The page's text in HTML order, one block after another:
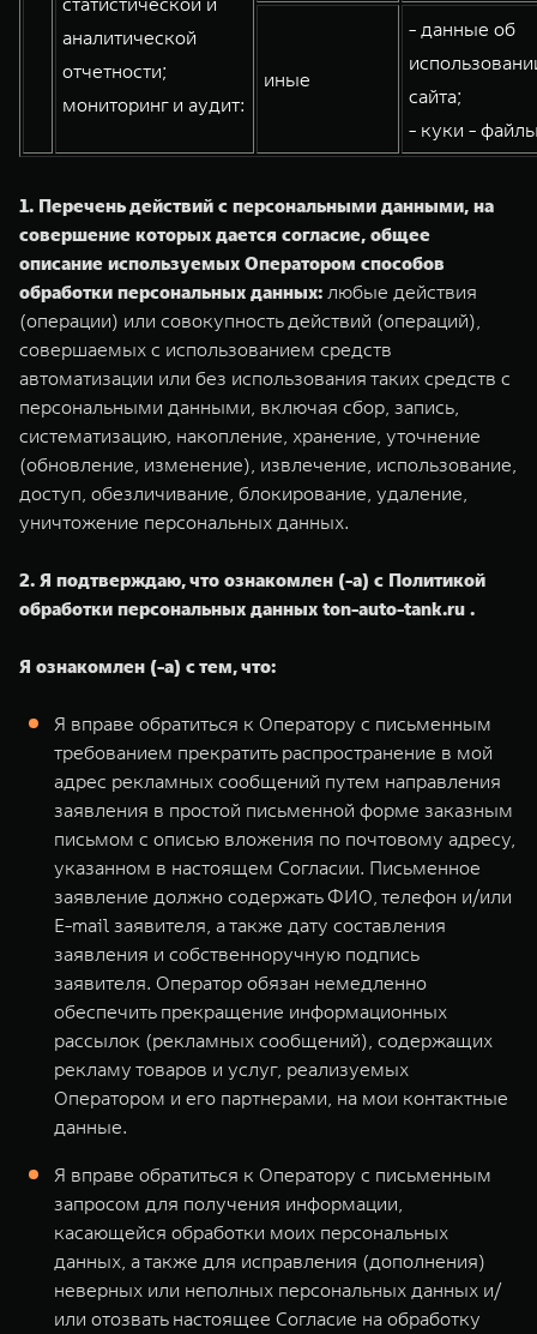
аналитической
отчетности;
мониторинг и аудит:
иные
- данные об
сайта;
- куки -
1. Перечень действий с персональными данными, на
совершение которых дается согласие, общее
описание используемых Оператором способов
обработки персональных данных: любые действия
(операции) или совокупность действий (операций),
совершаемых с использованием средств
автоматизации или без использования таких средств с
персональными данными, включая сбор, запись,
систематизацию, накопление, хранение, уточнение
(обновление, изменение), извлечение, использование,
доступ, обезличивание, блокирование, удаление,
уничтожение персональных данных.
2. Я подтверждаю, что ознакомлен (-а) с Политикой
обработки персональных данных ton-auto-tank.ru .
Я ознакомлен (-а) с тем, что:
Я вправе обратиться к Оператору с письменным
требованием прекратить распространение в мой
адрес рекламных сообщений путем направления
заявления в простой письменной форме заказным
письмом с описью вложения по почтовому адресу,
указанном в настоящем Согласии. Письменное
заявление должно содержать ФИО, телефон и/или
E-mail заявителя, а также дату составления
заявления и собственноручную подпись
заявителя. Оператор обязан немедленно
обеспечить прекращение информационных
рассылок (рекламных сообщений), содержащих
рекламу товаров и услуг, реализуемых
Оператором и его партнерами, на мои контактные
данные.
Я вправе обратиться к Оператору с письменным
запросом для получения информации,
касающейся обработки моих персональных
данных, а также для исправления (дополнения)
неверных или неполных персональных данных и/
или отозвать настоящее Согласие на обработку